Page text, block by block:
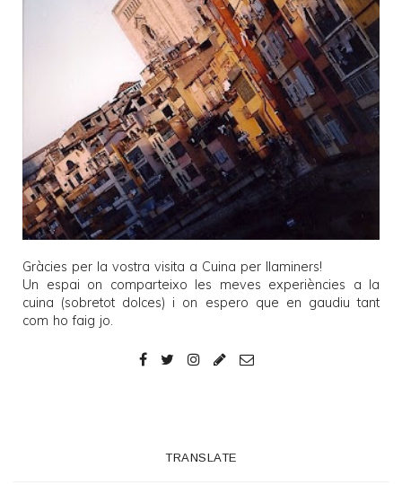
Gràcies per la vostra visita a Cuina per llaminers!
Un espai on comparteixo les meves experiències a la
cuina (sobretot dolces) i on espero que en gaudiu tant
com ho faig jo.
TRANSLATE